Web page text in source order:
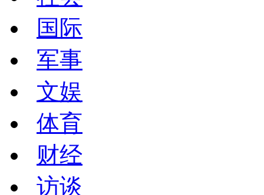
国际
军事
文娱
体育
财经
访谈